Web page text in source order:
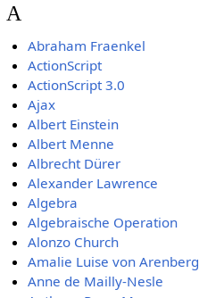
A
Abraham Fraenkel
ActionScript
ActionScript 3.0
Ajax
Albert Einstein
Albert Menne
Albrecht Dürer
Alexander Lawrence
Algebra
Algebraische Operation
Alonzo Church
Amalie Luise von Arenberg
Anne de Mailly-Nesle